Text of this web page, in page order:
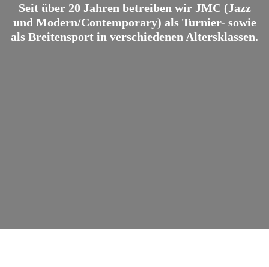
Seit über 20 Jahren betreiben wir JMC (Jazz
und Modern/Contemporary) als Turnier- sowie
als Breitensport in verschiedenen Altersklassen.